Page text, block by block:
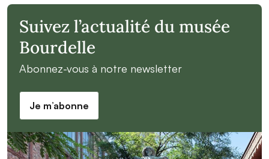
Suivez l’actualité du musée
Bourdelle
Abonnez-vous à notre newsletter
Je m’abonne